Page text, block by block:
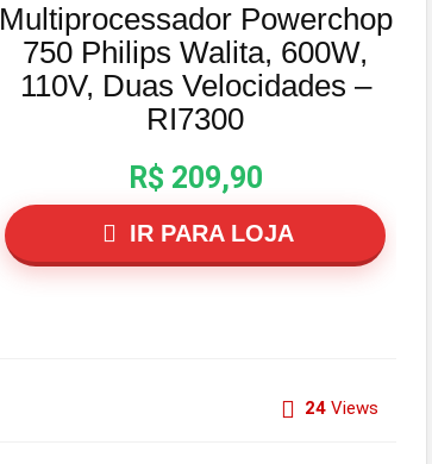
Multiprocessador Powerchop
750 Philips Walita, 600W,
110V, Duas Velocidades –
RI7300
R$ 209,90
IR PARA LOJA
24 Views